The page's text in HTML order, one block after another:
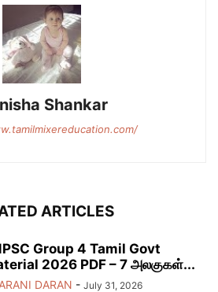
Shankar
ARTICLES
Group 4 Tamil Govt
2026 PDF – 7 அலகுகள்...
DARAN - July 31, 2026